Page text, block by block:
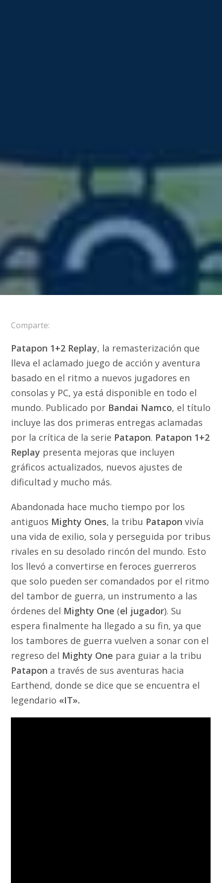
Comparte:
Patapon 1+2 Replay, la remasterización que
lleva el aclamado juego de acción y aventura
basado en el ritmo a nuevos jugadores en
consolas y PC, ya está disponible en todo el
mundo. Publicado por Bandai Namco, el título
incluye las dos primeras entregas aclamadas
por la crítica de la serie Patapon. Patapon 1+2
Replay presenta mejoras que incluyen
gráficos actualizados, nuevos ajustes de
dificultad y mucho más.
Abandonada hace mucho tiempo por los
antiguos Mighty Ones, la tribu Pataponvivía
una vida de exilio, sola y perseguida por tribus
rivales en su desolado rincón del mundo. Esto
los llevó a convertirse en feroces guerreros
que solo pueden ser comandados por el ritmo
del tambor de guerra, un instrumento a las
órdenes del Mighty One (el jugador). Su
espera finalmente ha llegado a su fin, ya que
los tambores de guerra vuelven a sonar con el
regreso del Mighty One para guiar a la tribu
Patapon a través de sus aventuras hacia
Earthend, donde se dice que se encuentra el
legendario «IT».